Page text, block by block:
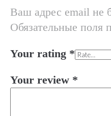
Ваш адрес email не
Обязательные поля
Your rating *
Your review *